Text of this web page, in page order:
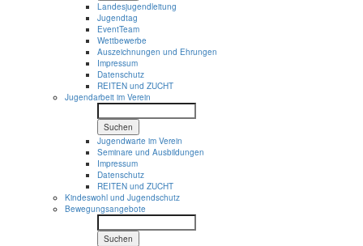
Landesjugendleitung
Jugendtag
EventTeam
Wettbewerbe
Auszeichnungen und Ehrungen
Impressum
Datenschutz
REITEN und ZUCHT
Jugendarbeit im Verein
Suchen
Jugendwarte im Verein
Seminare und Ausbildungen
Impressum
Datenschutz
REITEN und ZUCHT
Kindeswohl und Jugendschutz
Bewegungsangebote
Suchen